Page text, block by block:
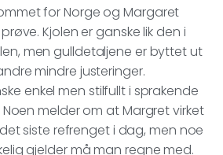
for Norge og Margaret
Kjolen er ganske lik den i
men gulldetaljene er byttet ut
mindre justeringer.
enkel men stilfullt i sprakende
melder om at Margret virket
siste refrenget i dag, men noe
gjelder må man regne med.